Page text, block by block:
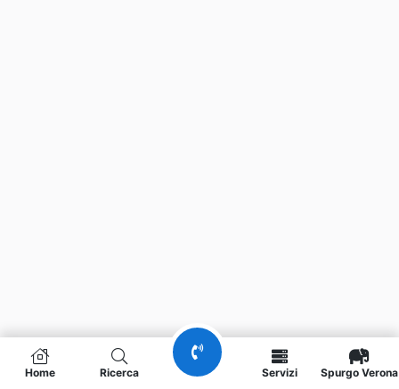
Home Ricerca Servizi Spurgo Verona